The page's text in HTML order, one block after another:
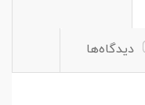
دیدگاه‌ها